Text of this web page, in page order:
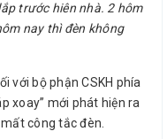
trước hiên nhà. 2 hôm
nay thì đèn không
với bộ phận CSKH phía
xoay” mới phát hiện ra
công tắc đèn.